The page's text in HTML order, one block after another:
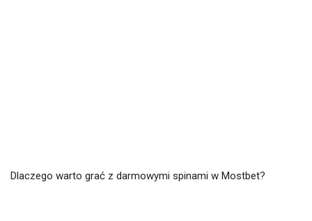
Dlaczego warto grać z darmowymi spinami w Mostbet?